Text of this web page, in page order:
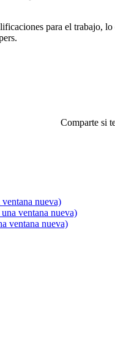
para el trabajo,
Comparte si
nueva)
ventana nueva)
ventana nueva)